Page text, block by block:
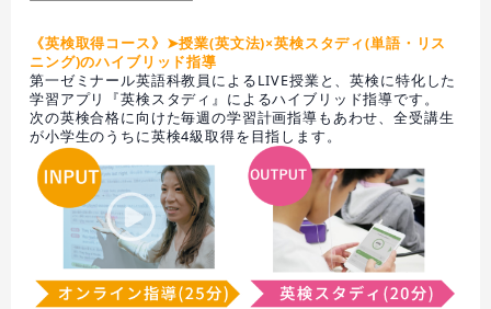
《英検取得コース》➤授業(英文法)×英検スタディ(単語・リス
ニング)のハイブリッド指導
第一ゼミナール英語科教員によるLIVE授業と、英検に特化した
学習アプリ『英検スタディ』によるハイブリッド指導です。
次の英検合格に向けた毎週の学習計画指導もあわせ、全受講生
が小学生のうちに英検4級取得を目指します。